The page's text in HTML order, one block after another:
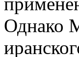
Однако